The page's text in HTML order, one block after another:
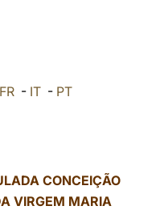
FR - IT - PT
CONCEIÇÃO
VIRGEM MARIA